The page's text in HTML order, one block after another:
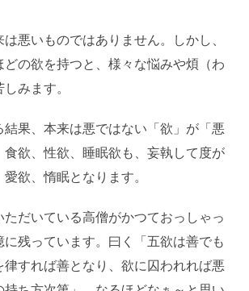
は悪いものではありません。しかし、
どの欲を持つと、様々な悩みや煩（わ
みます。
結果、本来は悪ではない「欲」が「悪
食欲、性欲、睡眠欲も、妄執して度が
欲、惰眠となります。
ただいている高僧がかつておっしゃっ
に残っています。曰く「五欲は善でも
律すれば善となり、欲に囚われれば悪